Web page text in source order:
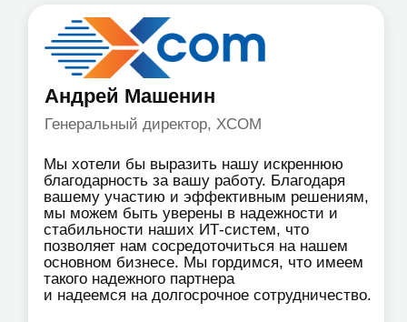
Миграция ИТ-сервисов на
новое оборудование
Корпоративная сеть
Аудит ИТ-инфраструктуры
Системная интеграция
Системная интеграция
Compass корпоративный
мессенджер
Корпоративная почта
на вашем домене
Российский офисный пакет